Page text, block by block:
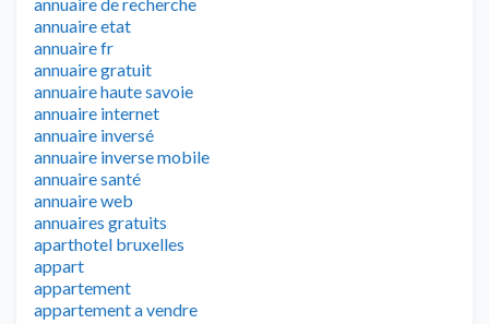
annuaire etat
annuaire fr
annuaire gratuit
annuaire haute savoie
annuaire internet
annuaire inversé
annuaire inverse mobile
annuaire santé
annuaire web
annuaires gratuits
aparthotel bruxelles
appart
appartement
appartement a vendre